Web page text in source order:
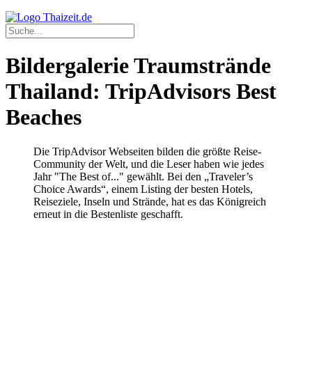
Bildergalerie Traumstrände
Thailand: TripAdvisors Best
Beaches
Die TripAdvisor Webseiten bilden die größte Reise-
Community der Welt, und die Leser haben wie jedes
Jahr "The Best of..." gewählt. Bei den „Traveler’s
Choice Awards“, einem Listing der besten Hotels,
Reiseziele, Inseln und Strände, hat es das Königreich
erneut in die Bestenliste geschafft.